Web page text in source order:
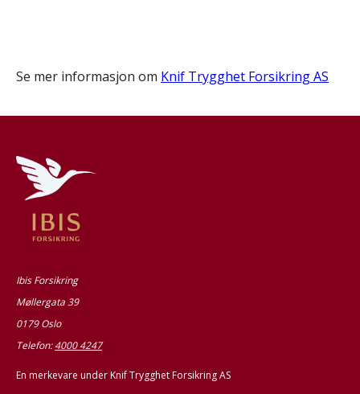
Se mer informasjon om Knif Trygghet Forsikring AS
Ibis Forsikring
Møllergata 39
0179 Oslo
Telefon:4000 4247
En merkevare under Knif Trygghet Forsikring AS